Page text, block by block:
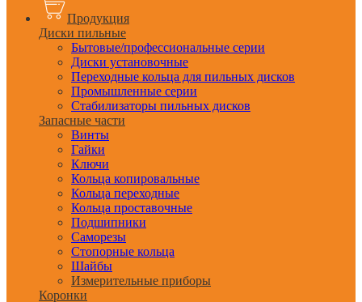
Продукция
Диски пильные
Бытовые/профессиональные серии
Диски установочные
Переходные кольца для пильных дисков
Промышленные серии
Стабилизаторы пильных дисков
Запасные части
Винты
Гайки
Ключи
Кольца копировальные
Кольца переходные
Кольца проставочные
Подшипники
Саморезы
Стопорные кольца
Шайбы
Измерительные приборы
Коронки